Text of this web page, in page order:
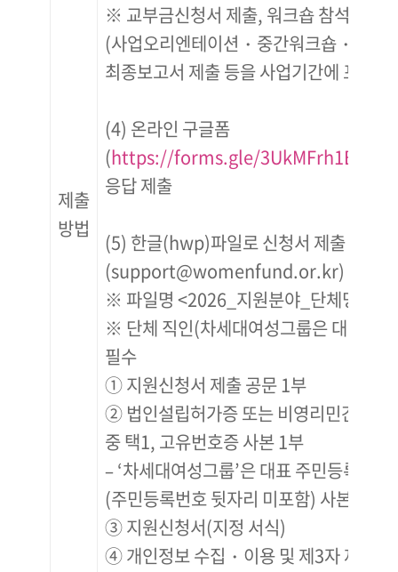
제출
방법
※ 교부금신청서 제출, 워크숍 참석
(사업오리엔테이션・중간워크숍・활동
최종보고서 제출 등을 사업기간에 포함하
(4) 온라인 구글폼
(https://forms.gle/
응답 제출
(5) 한글(hwp)파일로 신청서 제출
(support@womenfund.or.kr)
※ 파일명 <2026_지원분야_단체명
※ 단체 직인(차세대여성그룹은 대표자
필수
① 지원신청서 제출 공문 1부
② 법인설립허가증 또는 비영리민간단체
중 택1, 고유번호증 사본 1부
– ‘차세대여성그룹’은 대표 주민등록등본
(주민등록번호 뒷자리 미포함) 사본 1부
③ 지원신청서(지정 서식)
④ 개인정보 수집・이용 및 제3자 제공